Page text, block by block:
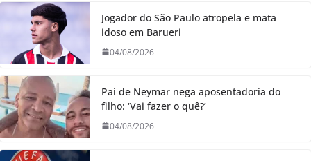
Jogador do São Paulo atropela e mata
idoso em Barueri
04/08/2026
Pai de Neymar nega aposentadoria do
filho: ‘Vai fazer o quê?’
04/08/2026